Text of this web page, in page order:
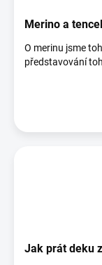
Merino a
O merinu jsme
představování
Jak prát deku